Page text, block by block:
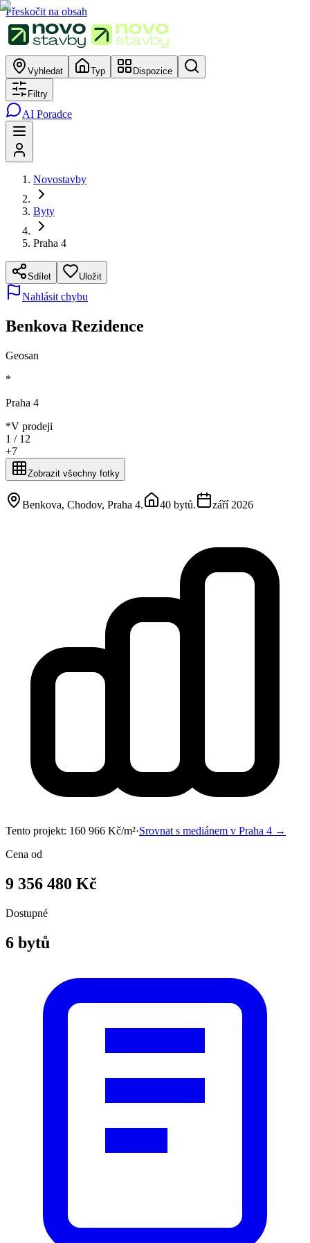
Přeskočit na obsah
Vyhledat Typ Dispozice
Filtry
AI Poradce
Novostavby
Byty
Praha 4
Sdílet Uložit
Nahlásit chybu
Benkova Rezidence
Geosan
*
Praha 4
*V prodeji
1 / 12
+7
Zobrazit všechny fotky
Benkova, Chodov, Praha 4. 40 bytů. září 2026
Tento projekt: 160 966 Kč/m²·Srovnat s mediánem v Praha 4 →
Cena od
9 356 480 Kč
Dostupné
6 bytů